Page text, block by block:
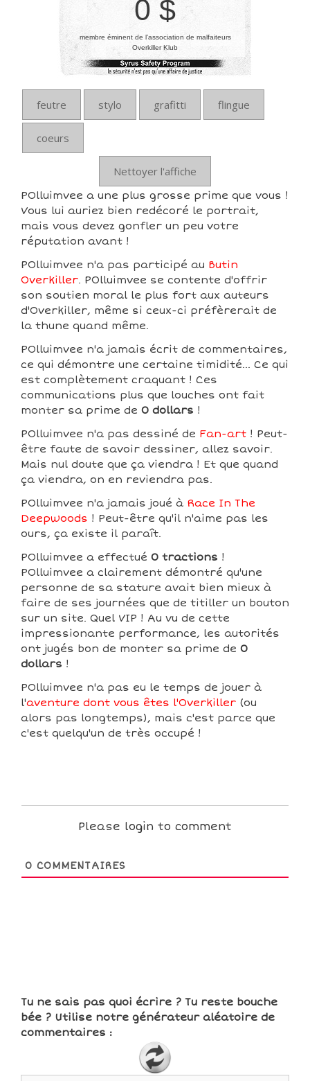
0 $
membre éminent de l’association de malfaiteurs
Overkiller Klub
feutre stylo grafitti flingue
coeurs
Nettoyer l'affiche
POlluimvee a une plus grosse prime que vous !
Vous lui auriez bien redécoré le portrait,
mais vous devez gonfler un peu votre
réputation avant !
POlluimvee n'a pas participé au Butin
Overkiller. POlluimvee se contente d'offrir
son soutien moral le plus fort aux auteurs
d'Overkiller, même si ceux-ci préfèrerait de
la thune quand même.
POlluimvee n'a jamais écrit de commentaires,
ce qui démontre une certaine timidité... Ce qui
est complètement craquant ! Ces
communications plus que louches ont fait
monter sa prime de 0 dollars !
POlluimvee n'a pas dessiné de Fan-art ! Peut-
être faute de savoir dessiner, allez savoir.
Mais nul doute que ça viendra ! Et que quand
ça viendra, on en reviendra pas.
POlluimvee n'a jamais joué à Race In The
Deepwoods ! Peut-être qu'il n'aime pas les
ours, ça existe il paraît.
POlluimvee a effectué 0 tractions !
POlluimvee a clairement démontré qu'une
personne de sa stature avait bien mieux à
faire de ses journées que de titiller un bouton
sur un site. Quel VIP ! Au vu de cette
impressionante performance, les autorités
ont jugés bon de monter sa prime de 0
dollars !
POlluimvee n'a pas eu le temps de jouer à
l'aventure dont vous êtes l'Overkiller (ou
alors pas longtemps), mais c'est parce que
c'est quelqu'un de très occupé !
Please login to comment
0 COMMENTAIRES
Tu ne sais pas quoi écrire ? Tu reste bouche
bée ? Utilise notre générateur aléatoire de
commentaires :